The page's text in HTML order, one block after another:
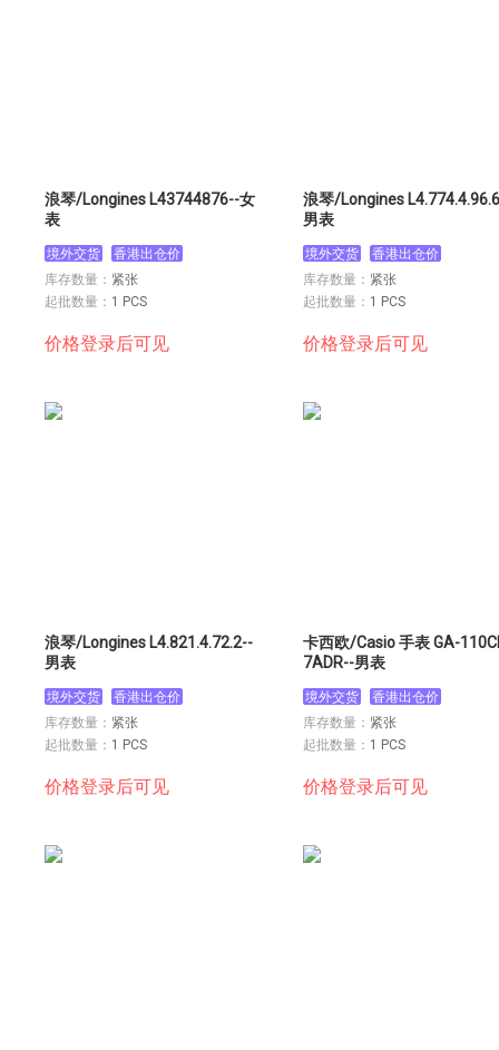
浪琴/Longines L43744876--女
表
境外交货
香港出仓价
库存数量： 紧张
起批数量： 1 PCS
价格登录后可见
浪琴/Longines
男表
境外交货
香港出仓价
库存数量： 紧张
起批数量： 1 PCS
价格登录后可见
浪琴/Longines L4.821.4.72.2--
男表
境外交货
香港出仓价
库存数量： 紧张
起批数量： 1 PCS
价格登录后可见
卡西欧/Casio 手表 GA-
7ADR--男表
境外交货
香港出仓价
库存数量： 紧张
起批数量： 1 PCS
价格登录后可见